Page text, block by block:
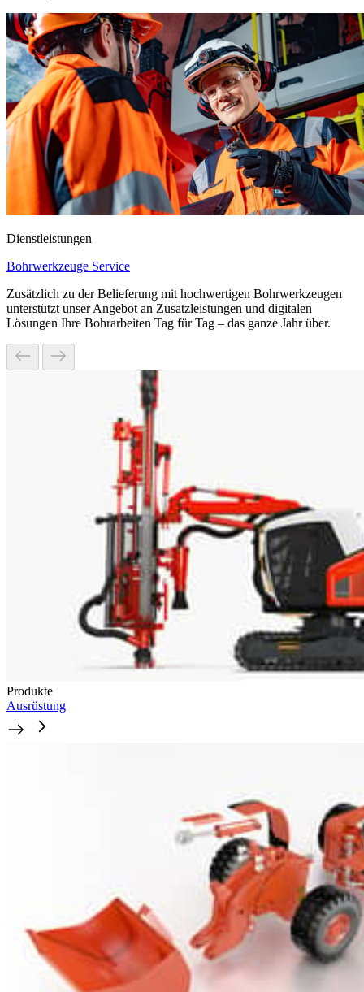
Dienstleistungen
Bohrwerkzeuge Service
Zusätzlich zu der Belieferung mit hochwertigen Bohrwerkzeugen
unterstützt unser Angebot an Zusatzleistungen und digitalen
Lösungen Ihre Bohrarbeiten Tag für Tag – das ganze Jahr über.
Produkte
Ausrüstung